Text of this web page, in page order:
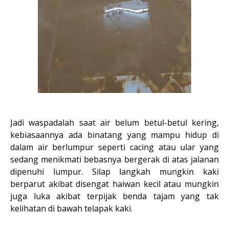
Jadi waspadalah saat air belum betul-betul kering,
kebiasaannya ada binatang yang mampu hidup di
dalam air berlumpur seperti cacing atau ular yang
sedang menikmati bebasnya bergerak di atas jalanan
dipenuhi lumpur. Silap langkah mungkin kaki
berparut akibat disengat haiwan kecil atau mungkin
juga luka akibat terpijak benda tajam yang tak
kelihatan di bawah telapak kaki.